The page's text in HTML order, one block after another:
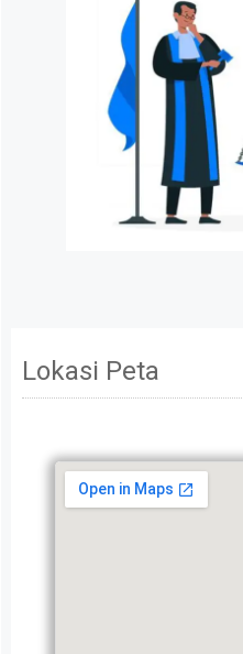
Lokasi Peta
USAHA TERBAIK KAMI
LUANG KAMU
Mohon maaf data